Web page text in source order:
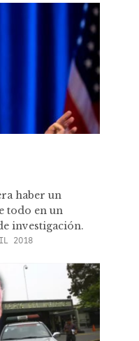
haber un
todo en un
investigación.
2018